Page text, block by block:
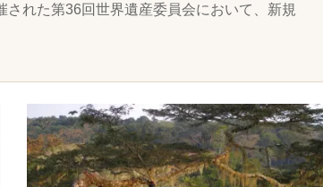
れた第36回世界遺産委員会において、新規